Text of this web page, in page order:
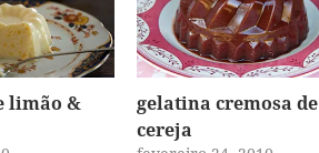
limão &
gelatina cremosa de
cereja